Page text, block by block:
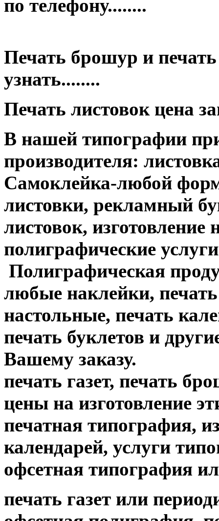
по телефону........
Печать брошур и
узнать........
Печать листовок цена
В нашей типографии
производителя:
Самоклейка-любой
листовки, рекламный
листовок,
полиграфические
Полиграфическая
любые наклейки,
настольные, печать
печать буклетов и
Вашему заказу.
печать газет, печать
цены на
печатная типография,
календарей, услуги
офсетная типография
печать газет или